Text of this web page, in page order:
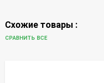
Схожие товары :
СРАВНИТЬ ВСЕ